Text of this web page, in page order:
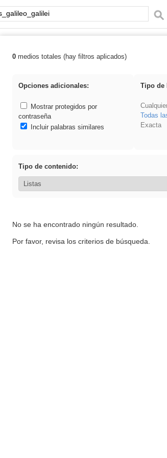
o frase:
Resultados de:
0medios totales (hay filtros aplicados)
Opciones adicionales:
Mostrar protegidos por
contraseña
Incluir palabras similares
Tipo de
Todas
Exacta
Tipo de contenido:
No se ha encontrado ningún resultado.
Por favor, revisa los criterios de búsqueda.